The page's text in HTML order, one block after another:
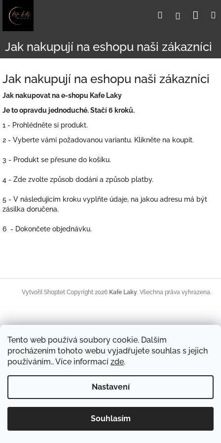
Tento web používá soubory cookie. Dalším
procházením tohoto webu vyjadřujete souhlas s jejich
používáním.. Více informací zde.
Nastavení
Souhlasím
obsah
HledatPřihlášení
Jak nakupují na eshopu naši zákazníci
Jak nakupují na eshopu naši zákazníci
Jak nakupovat na e-shopu Kafe Laky
Je to opravdu jednoduché. Stačí 6 kroků.
1 - Prohlédněte si produkt.
2 - Vyberte vámi požadovanou variantu. Klikněte na koupit.
3 - Produkt se přesune do košíku.
4 - Zde zvolte způsob dodání a způsob platby.
5 - V následujicím kroku vyplňte údaje, na jakou adresu má být
zásilka doručena.
6 - Dokončete objednávku.
t
Vytvořil Shoptet Copyright 2026 Kafe Laky. Všechna práva vyhrazena.